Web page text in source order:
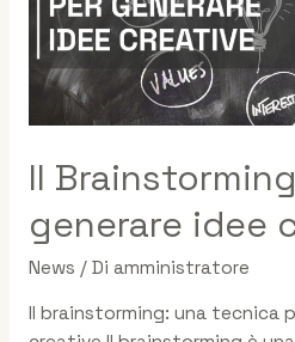
Il
generare idee
News / Di amministratore
Il brainstorming: una tecnica